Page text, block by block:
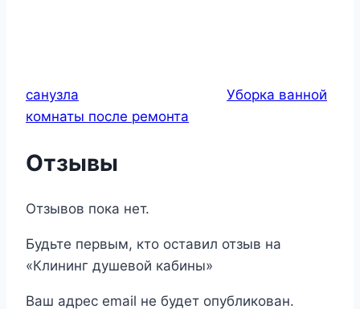
санузла
Уборка ванной
комнаты после ремонта
Отзывы
Отзывов пока нет.
Будьте первым, кто оставил отзыв на
«Клининг душевой кабины»
Ваш адрес email не будет опубликован.